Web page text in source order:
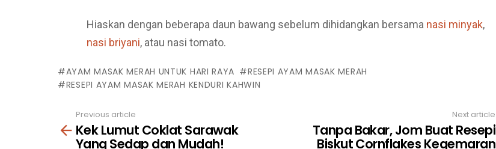
Hiaskan dengan beberapa daun bawang sebelum dihidangkan bersama nasi minyak,
nasi briyani, atau nasi tomato.
AYAM MASAK MERAH UNTUK HARI RAYA
RESEPI AYAM MASAK MERAH
RESEPI AYAM MASAK MERAH KENDURI KAHWIN
more
Previous article
Kek Lumut Coklat Sarawak
Yang Sedap dan Mudah!
Next article
Tanpa Bakar, Jom Buat Resepi
Biskut Cornflakes Kegemaran